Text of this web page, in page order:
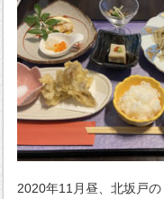
2020年11月昼、北坂戸の